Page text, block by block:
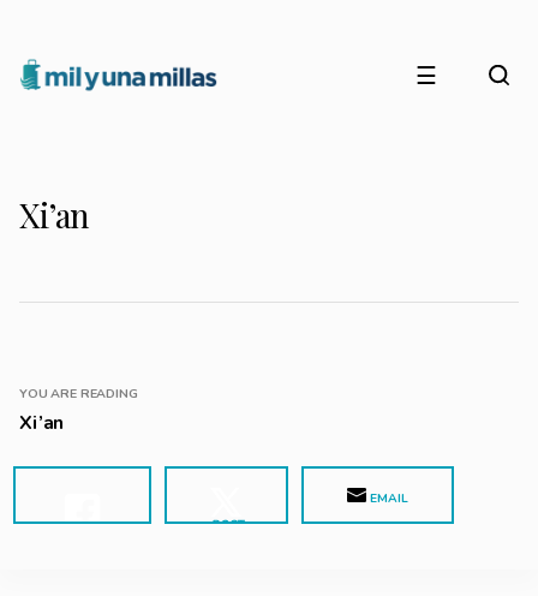
☰
Xi’an
YOU ARE READING
Xi’an
POST
EMAIL